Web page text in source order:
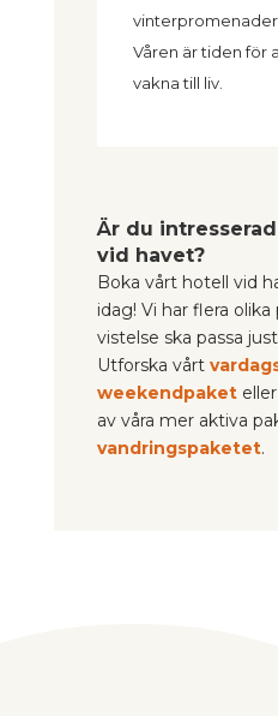
vinterpromenader
Våren är tiden för
vakna till liv.
Är du
vid havet?
Boka vårt hotell vid
idag! Vi har flera
vistelse ska passa
Utforska vårt
weekendpaketeller
av våra mer aktiva
vandringspaketet.